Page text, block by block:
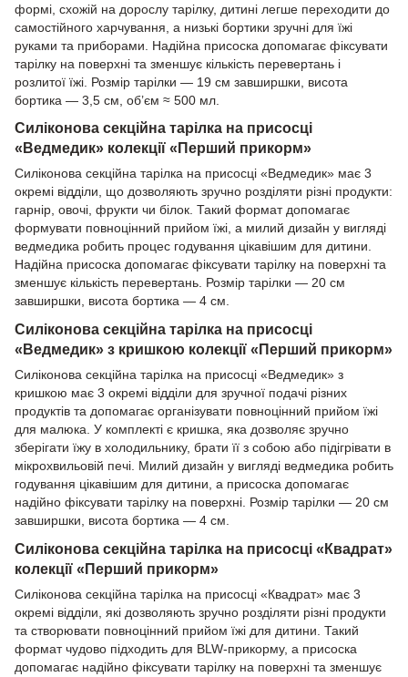
формі, схожій на дорослу тарілку, дитині легше переходити до
самостійного харчування, а низькі бортики зручні для їжі
руками та приборами. Надійна присоска допомагає фіксувати
тарілку на поверхні та зменшує кількість перевертань і
розлитої їжі. Розмір тарілки — 19 см завширшки, висота
бортика — 3,5 см, об’єм ≈ 500 мл.
Силіконова секційна тарілка на присосці
«Ведмедик» колекції «Перший прикорм»
Силіконова секційна тарілка на присосці «Ведмедик» має 3
окремі відділи, що дозволяють зручно розділяти різні продукти:
гарнір, овочі, фрукти чи білок. Такий формат допомагає
формувати повноцінний прийом їжі, а милий дизайн у вигляді
ведмедика робить процес годування цікавішим для дитини.
Надійна присоска допомагає фіксувати тарілку на поверхні та
зменшує кількість перевертань. Розмір тарілки — 20 см
завширшки, висота бортика — 4 см.
Силіконова секційна тарілка на присосці
«Ведмедик» з кришкою колекції «Перший прикорм»
Силіконова секційна тарілка на присосці «Ведмедик» з
кришкою має 3 окремі відділи для зручної подачі різних
продуктів та допомагає організувати повноцінний прийом їжі
для малюка. У комплекті є кришка, яка дозволяє зручно
зберігати їжу в холодильнику, брати її з собою або підігрівати в
мікрохвильовій печі. Милий дизайн у вигляді ведмедика робить
годування цікавішим для дитини, а присоска допомагає
надійно фіксувати тарілку на поверхні. Розмір тарілки — 20 см
завширшки, висота бортика — 4 см.
Силіконова секційна тарілка на присосці «Квадрат»
колекції «Перший прикорм»
Силіконова секційна тарілка на присосці «Квадрат» має 3
окремі відділи, які дозволяють зручно розділяти різні продукти
та створювати повноцінний прийом їжі для дитини. Такий
формат чудово підходить для BLW-прикорму, а присоска
допомагає надійно фіксувати тарілку на поверхні та зменшує